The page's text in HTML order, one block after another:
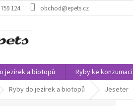
124 obchod@epets.cz
jezírek a biotopů Ryby ke konzumaci
Ryby do jezírek a biotopů Jeseter